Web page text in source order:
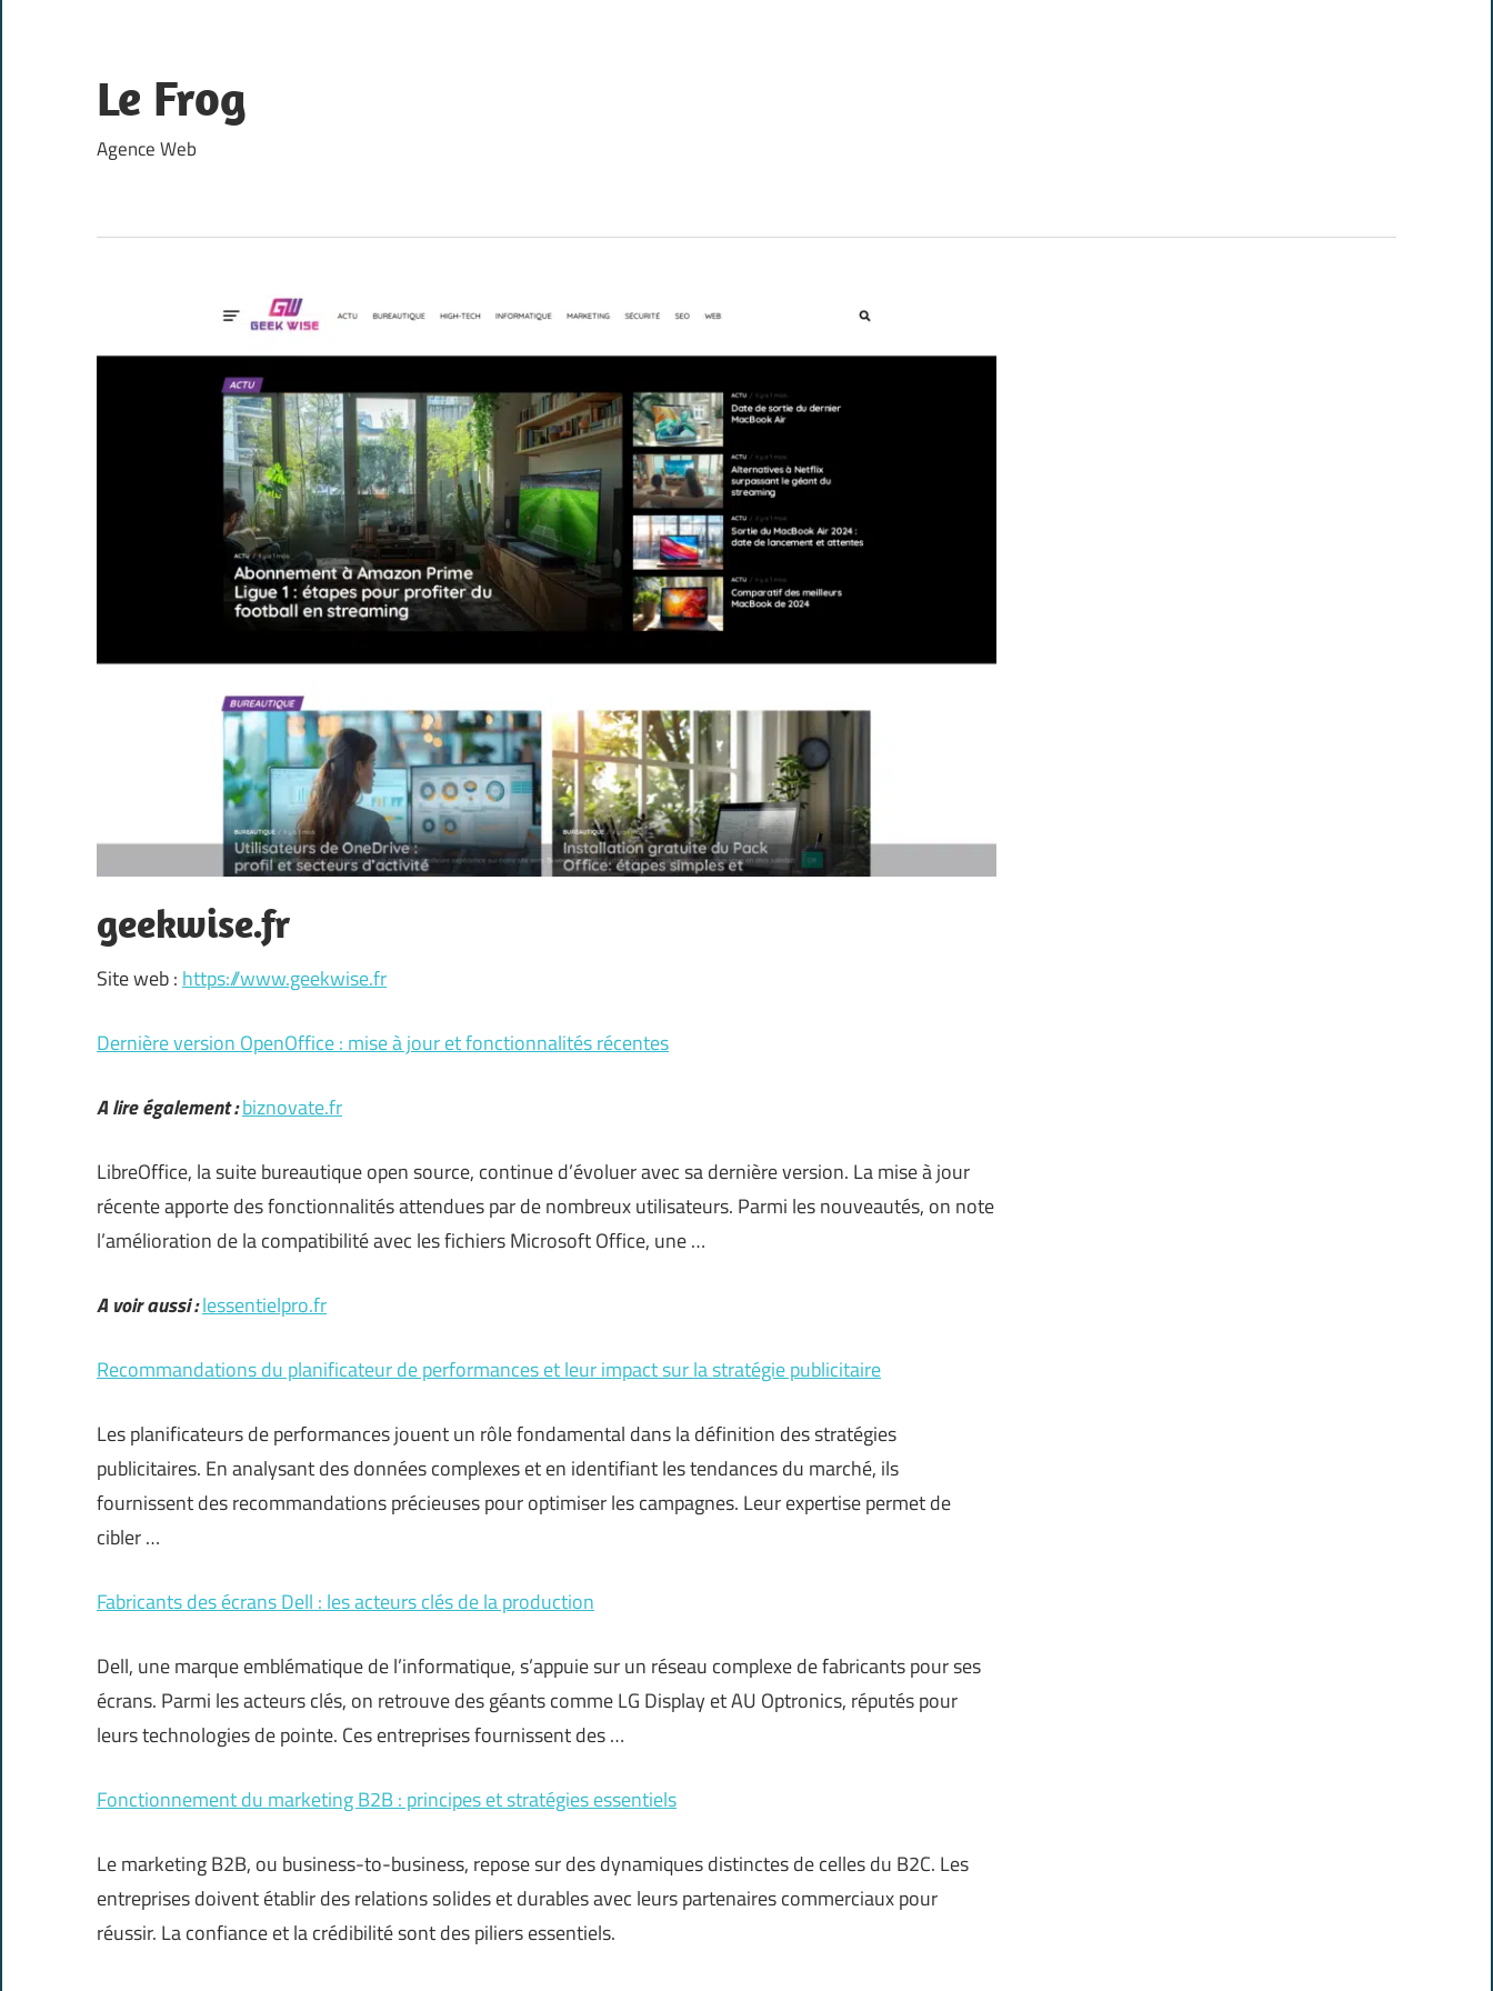
content
Le Frog
Agence Web
geekwise.fr
Site web : https://www.geekwise.fr
Dernière version OpenOffice : mise à jour et fonctionnalités récentes
A lire également :biznovate.fr
LibreOffice, la suite bureautique open source, continue d’évoluer avec sa dernière version. La mise à jour
récente apporte des fonctionnalités attendues par de nombreux utilisateurs. Parmi les nouveautés, on note
l’amélioration de la compatibilité avec les fichiers Microsoft Office, une …
A voir aussi :lessentielpro.fr
Recommandations du planificateur de performances et leur impact sur la stratégie publicitaire
Les planificateurs de performances jouent un rôle fondamental dans la définition des stratégies
publicitaires. En analysant des données complexes et en identifiant les tendances du marché, ils
fournissent des recommandations précieuses pour optimiser les campagnes. Leur expertise permet de
cibler …
Fabricants des écrans Dell : les acteurs clés de la production
Dell, une marque emblématique de l’informatique, s’appuie sur un réseau complexe de fabricants pour ses
écrans. Parmi les acteurs clés, on retrouve des géants comme LG Display et AU Optronics, réputés pour
leurs technologies de pointe. Ces entreprises fournissent des …
Fonctionnement du marketing B2B : principes et stratégies essentiels
Le marketing B2B, ou business-to-business, repose sur des dynamiques distinctes de celles du B2C. Les
entreprises doivent établir des relations solides et durables avec leurs partenaires commerciaux pour
réussir. La confiance et la crédibilité sont des piliers essentiels.